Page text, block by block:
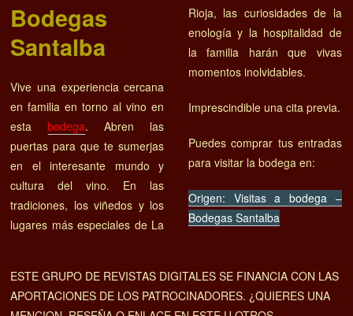
Bodegas
Santalba
Vive una experiencia cercana
en familia en torno al vino en
estabodega. Abren las
puertas para que te sumerjas
en el interesante mundo y
cultura del vino. En las
tradiciones, los viñedos y los
lugares más especiales de La
Rioja, las curiosidades de la
enología y la hospitalidad de
la familia harán que vivas
momentos inolvidables.
Imprescindible una cita previa.
Puedes comprar tus entradas
para visitar la bodega en:
Origen: Visitas a bodega –
Bodegas Santalba
ESTE GRUPO DE REVISTAS DIGITALES SE FINANCIA CON LAS
APORTACIONES DE LOS PATROCINADORES. ¿QUIERES UNA